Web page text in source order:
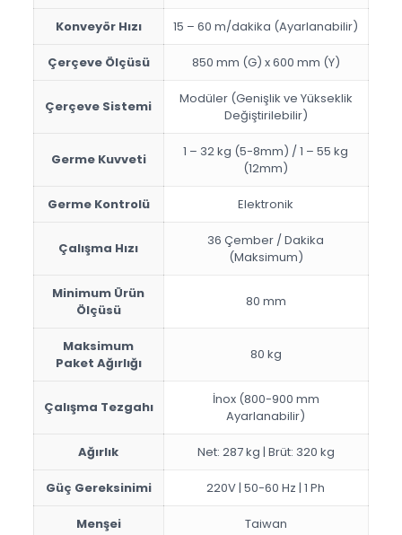
Konveyör Hızı 15 – 60 m/dakika (Ayarlanabilir)
Çerçeve Ölçüsü 850 mm (G) x 600 mm (Y)
Çerçeve Sistemi
Modüler (Genişlik ve Yükseklik
Değiştirilebilir)
Germe Kuvveti
1 – 32 kg (5-8mm) / 1 – 55 kg
(12mm)
Germe Kontrolü Elektronik
Çalışma Hızı
36 Çember / Dakika
(Maksimum)
Minimum Ürün
Ölçüsü
80 mm
Maksimum
Paket Ağırlığı
80 kg
Çalışma Tezgahı
İnox (800-900 mm
Ayarlanabilir)
Ağırlık Net: 287 kg | Brüt: 320 kg
Güç Gereksinimi 220V | 50-60 Hz | 1 Ph
Menşei Taiwan